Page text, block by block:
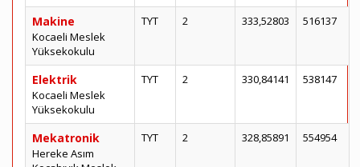
Makine
Kocaeli Meslek
Yüksekokulu
TYT 2 333,52803 516137
Elektrik
Kocaeli Meslek
Yüksekokulu
TYT 2 330,84141 538147
Mekatronik
Hereke Asım
TYT 2 328,85891 554954